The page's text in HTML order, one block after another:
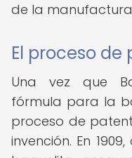
de la
El proceso
Una vez que
fórmula para la
proceso de
invención. En